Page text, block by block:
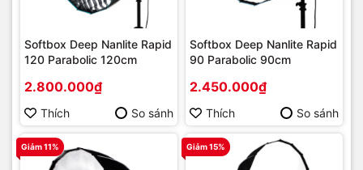
Softbox Deep Nanlite Rapid
120 Parabolic 120cm
2.800.000₫
Thích So sánh
Softbox Deep Nanlite Rapid
90 Parabolic 90cm
2.450.000₫
Thích So sánh
Giảm 11% Giảm 15%